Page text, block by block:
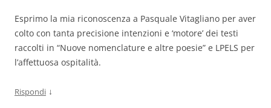
Esprimo la mia riconoscenza a Pasquale Vitagliano per aver
colto con tanta precisione intenzioni e ‘motore’ dei testi
raccolti in “Nuove nomenclature e altre poesie” e LPELS per
l’affettuosa ospitalità.
Rispondi ↓